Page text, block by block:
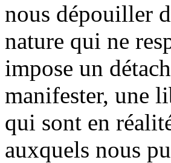
nous dépouiller
nature qui ne
impose un
manifester, une
qui sont en
auxquels nous